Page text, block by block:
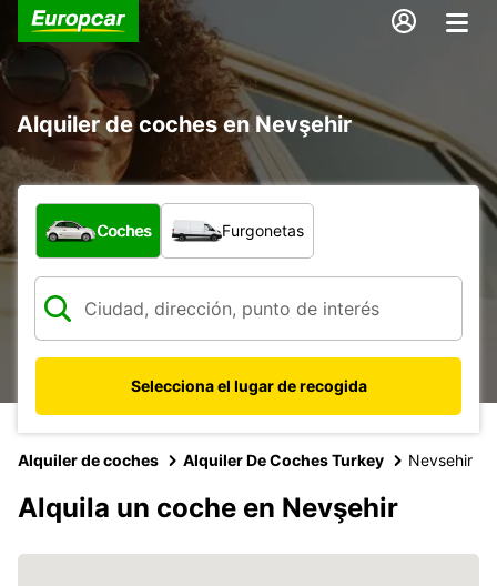
Alquiler de coches en Nevşehir
¿Qué tipo de vehículo?
Coches Furgonetas
Selecciona el lugar de recogida
Alquiler de coches Alquiler De Coches Turkey Nevsehir
Alquila un coche en Nevşehir